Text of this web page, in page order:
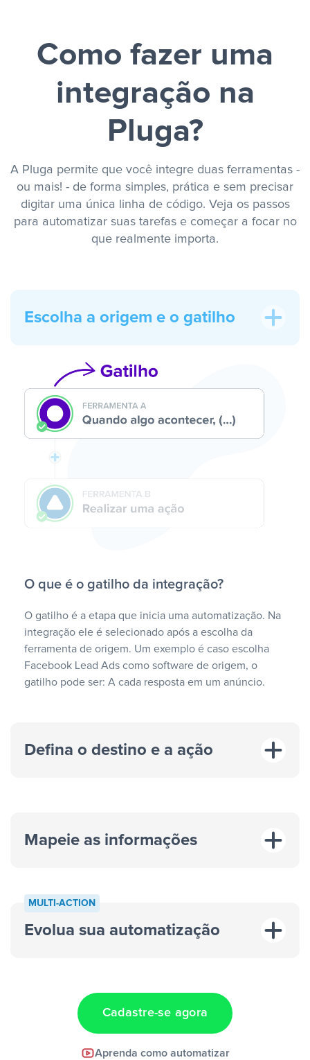
Como fazer uma
integração na
Pluga?
A Pluga permite que você integre duas ferramentas -
ou mais! - de forma simples, prática e sem precisar
digitar uma única linha de código. Veja os passos
para automatizar suas tarefas e começar a focar no
que realmente importa.
Escolha a origem e o gatilho
O que é o gatilho da integração?
O gatilho é a etapa que inicia uma automatização. Na
integração ele é selecionado após a escolha da
ferramenta de origem. Um exemplo é caso escolha
Facebook Lead Ads como software de origem, o
gatilho pode ser: A cada resposta em um anúncio.
Defina o destino e a ação
“A cada resposta em um anúncio”
Mapeie as informações
MULTI-ACTION
Evolua sua automatização
Cadastre-se agora
Aprenda como automatizar